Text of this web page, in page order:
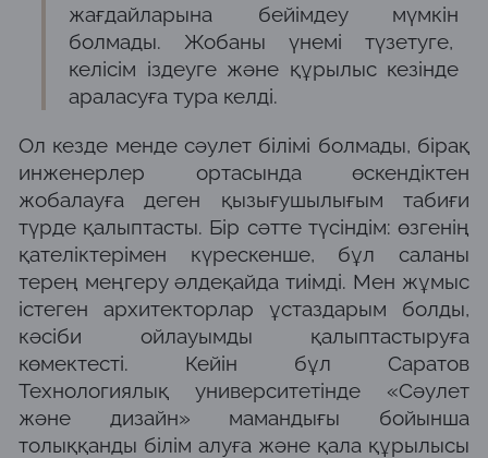
жағдайларына бейімдеу мүмкін
болмады. Жобаны үнемі түзетуге,
келісім іздеуге және құрылыс кезінде
араласуға тура келді.
Ол кезде менде сәулет білімі болмады, бірақ
инженерлер ортасында өскендіктен
жобалауға деген қызығушылығым табиғи
түрде қалыптасты. Бір сәтте түсіндім: өзгенің
қателіктерімен күрескенше, бұл саланы
терең меңгеру әлдеқайда тиімді. Мен жұмыс
істеген архитекторлар ұстаздарым болды,
кәсіби ойлауымды қалыптастыруға
көмектесті. Кейін бұл Саратов
Технологиялық университетінде «Сәулет
және дизайн» мамандығы бойынша
толыққанды білім алуға және қала құрылысы